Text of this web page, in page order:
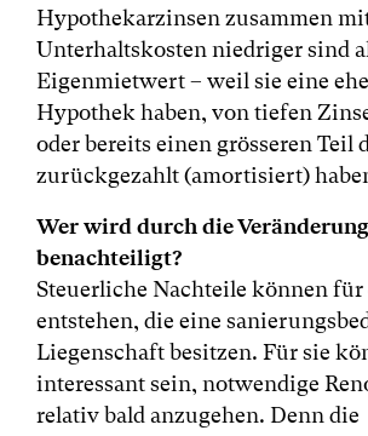
Hypothekarzinsen zusammen
Unterhaltskosten niedriger sind
Eigenmietwert – weil sie eine
Hypothek haben, von tiefen
oder bereits einen grösseren Teil
zurückgezahlt (amortisiert)
Wer wird durch die Veränderung
benachteiligt?
Steuerliche Nachteile können
entstehen, die eine
Liegenschaft besitzen. Für sie
interessant sein, notwendige
relativ bald anzugehen. Denn die